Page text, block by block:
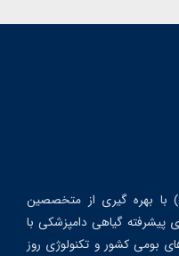
با بهره گیری از متخصصین
پیشرفته گیاهی دامپزشکی با
بومی کشور و تکنولوژی روز